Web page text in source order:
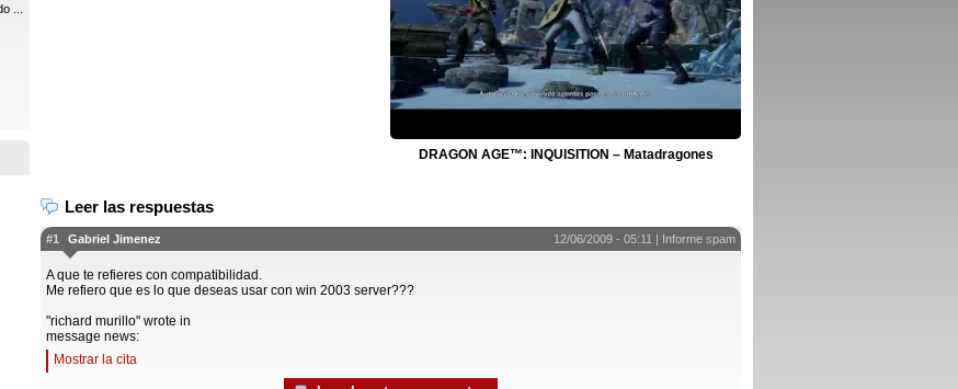
...
DRAGON AGE™: INQUISITION – Matadragones
Leer las respuestas
#1 Gabriel Jimenez 12/06/2009 - 05:11 | Informe spam
A que te refieres con compatibilidad.
Me refiero que es lo que deseas usar con win 2003 server???
"richard murillo" wrote in
message news:
Mostrar la cita